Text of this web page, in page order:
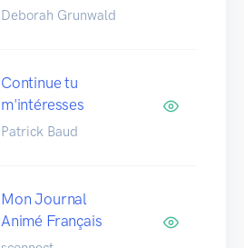
Deborah Grunwald
Continue tu
m'intéresses
Patrick Baud
Mon Journal
Animé Français